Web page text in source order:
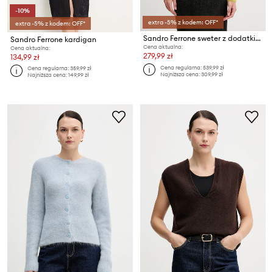
-10%
extra -5% z kodem: OFF*
Sandro Ferrone kardigan
Cena aktualna:
134,99 zł
Cena regularna:359,99 zł
Najniższa cena:149,99 zł
extra -5% z kodem: OFF*
Sandro Ferrone sweter z dodatkiem alpaki
Cena aktualna:
279,99 zł
Cena regularna:539,99 zł
Najniższa cena:309,99 zł